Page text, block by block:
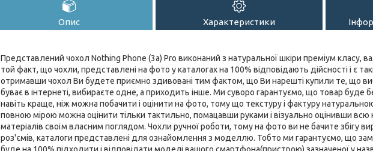
Опис Характеристики
Представлений чохол Nothing Phone (3a) Pro виконаний з натуральної шкіри преміум класу,
той факт, що чохли, представлені на фото у каталогах на 100% відповідають дійсності і є
отримавши чохол Ви будете приємно здивовані тим фактом, що Ви нарешті купили те, що
буває в інтернеті, вибираєте одне, а приходить інше. Ми суворо гарантуємо, що товар буде
навіть краще, ніж можна побачити і оцінити на фото, тому що текстуру і фактуру
повною мірою можна оцінити тільки тактильно, помацавши руками і візуально оцінивши всю
матеріалів своїм власним поглядом. Чохли ручної роботи, тому на фото ви не бачите збігу
роз'ємів, каталоги представлені для ознайомлення з моделлю. Тобто ми гарантуємо, що